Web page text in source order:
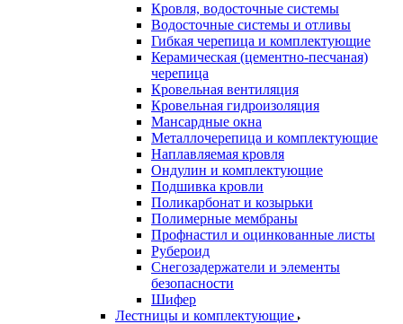
Кровля, водосточные системы
Водосточные системы и отливы
Гибкая черепица и комплектующие
Керамическая (цементно-песчаная)
черепица
Кровельная вентиляция
Кровельная гидроизоляция
Мансардные окна
Металлочерепица и комплектующие
Наплавляемая кровля
Ондулин и комплектующие
Подшивка кровли
Поликарбонат и козырьки
Полимерные мембраны
Профнастил и оцинкованные листы
Рубероид
Снегозадержатели и элементы
безопасности
Шифер
Лестницы и комплектующие